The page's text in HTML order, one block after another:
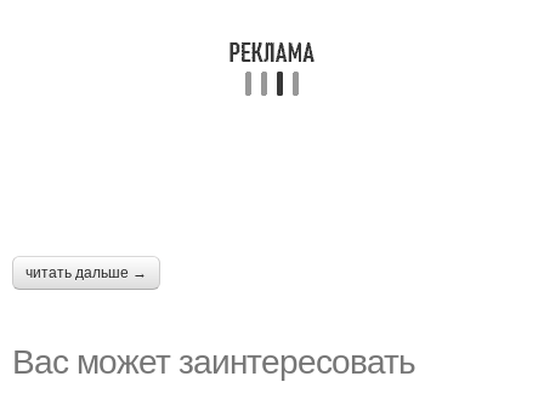
читать дальше →
Вас может заинтересовать